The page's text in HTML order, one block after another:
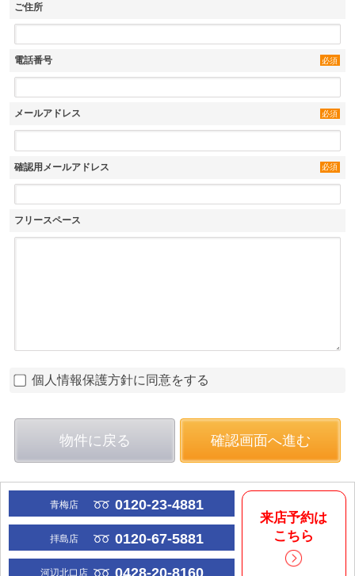
ご住所
電話番号 必須
メールアドレス 必須
確認用メールアドレス 必須
フリースペース
個人情報保護方針に同意をする
物件に戻る 確認画面へ進む
青梅店 0120-23-4881
拝島店 0120-67-5881
河辺北口店
来店予約は
こちら